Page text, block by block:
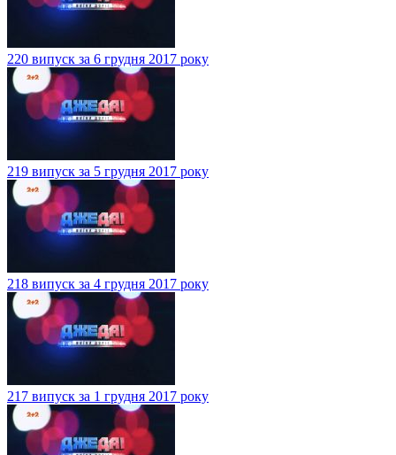
220 випуск за 6 грудня 2017 року
219 випуск за 5 грудня 2017 року
218 випуск за 4 грудня 2017 року
217 випуск за 1 грудня 2017 року